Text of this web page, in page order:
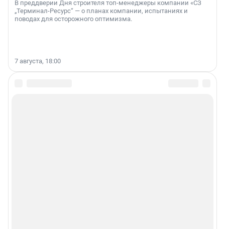
В преддверии Дня строителя топ-менеджеры компании «СЗ
„Терминал-Ресурс“ — о планах компании, испытаниях и
поводах для осторожного оптимизма.
7 августа, 18:00